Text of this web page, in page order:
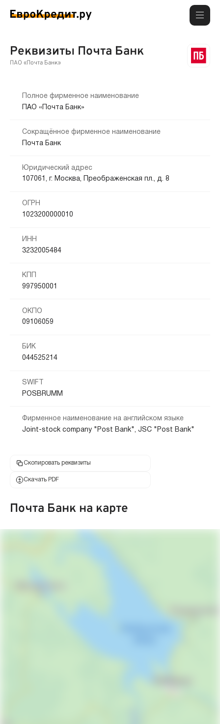
Реквизиты Почта Банк
ПАО «Почта Банк»
Полное фирменное наименование
ПАО «Почта Банк»
Сокращённое фирменное наименование
Почта Банк
Юридический адрес
107061, г. Москва, Преображенская пл., д. 8
ОГРН
1023200000010
ИНН
3232005484
КПП
997950001
ОКПО
09106059
БИК
044525214
SWIFT
POSBRUMM
Фирменное наименование на английском языке
Joint-stock company "Post Bank", JSC "Post Bank"
Скопировать реквизиты
Скачать PDF
Почта Банк на карте